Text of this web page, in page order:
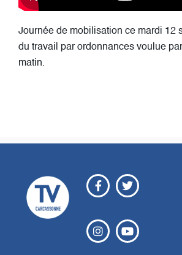
Journée de mobilisation ce mardi 12
du travail par ordonnances voulue
matin.